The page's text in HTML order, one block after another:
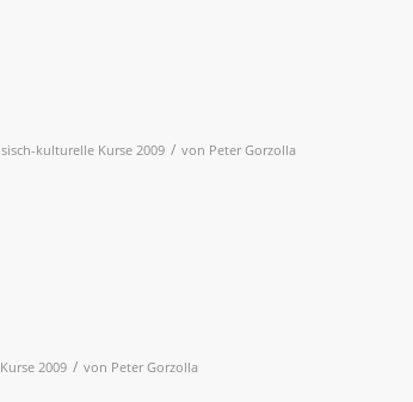
kulturelle Kurse 2009 / von Peter Gorzolla
2009 / von Peter Gorzolla